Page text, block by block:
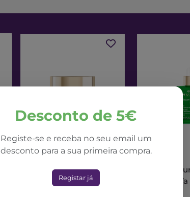
Desconto de 5€
Registe-se e receba no seu email um
desconto para a sua primeira compra.
Registar já
NUXE
Nuxe Nuxuriance Ultra
Creme Dia Alfa 3R
Nuxe
Sérum